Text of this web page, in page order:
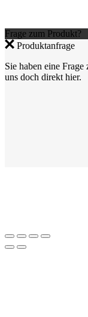
Frage zum Produkt?
Produktanfrage
Sie haben eine
uns doch direkt hier.